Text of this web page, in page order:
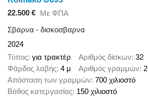
22.500 € Με ΦΠΑ
Σβάρνα - δισκοσβαρνα
2024
Τύπος για τρακτέρ Αριθμός δίσκων 32
Φάρδος λαβής 4 μ Αριθμός γραμμών 2
Απόσταση των γραμμών 700 χιλιοστό
Βάθος κατεργασίας 150 χιλιοστό